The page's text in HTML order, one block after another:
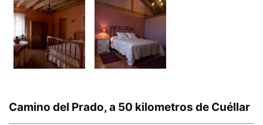
Camino del Prado, a 50 kilometros de Cuéllar